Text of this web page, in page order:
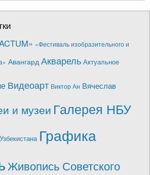
«Фестиваль изобразительного и
Авангард Акварель Актуальное
Видеоарт Виктор Ан Вячеслав
и музеи Галерея НБУ
Графика
Живопись Советского